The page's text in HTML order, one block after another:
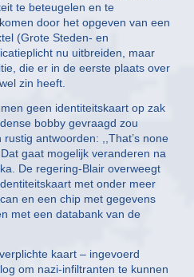
te beteugelen en te
door het opgeven van een
(Grote Steden- en
nu uitbreiden, maar
die er in de eerste plaats over
zin heeft.
geen identiteitskaart op zak
bobby gevraagd zou
antwoorden: ,,That’s none
gaat mogelijk veranderen na
De regering-Blair overweegt
met onder meer
en een chip met gegevens
met een databank van de
kaart – ingevoerd
om nazi-infiltranten te kunnen